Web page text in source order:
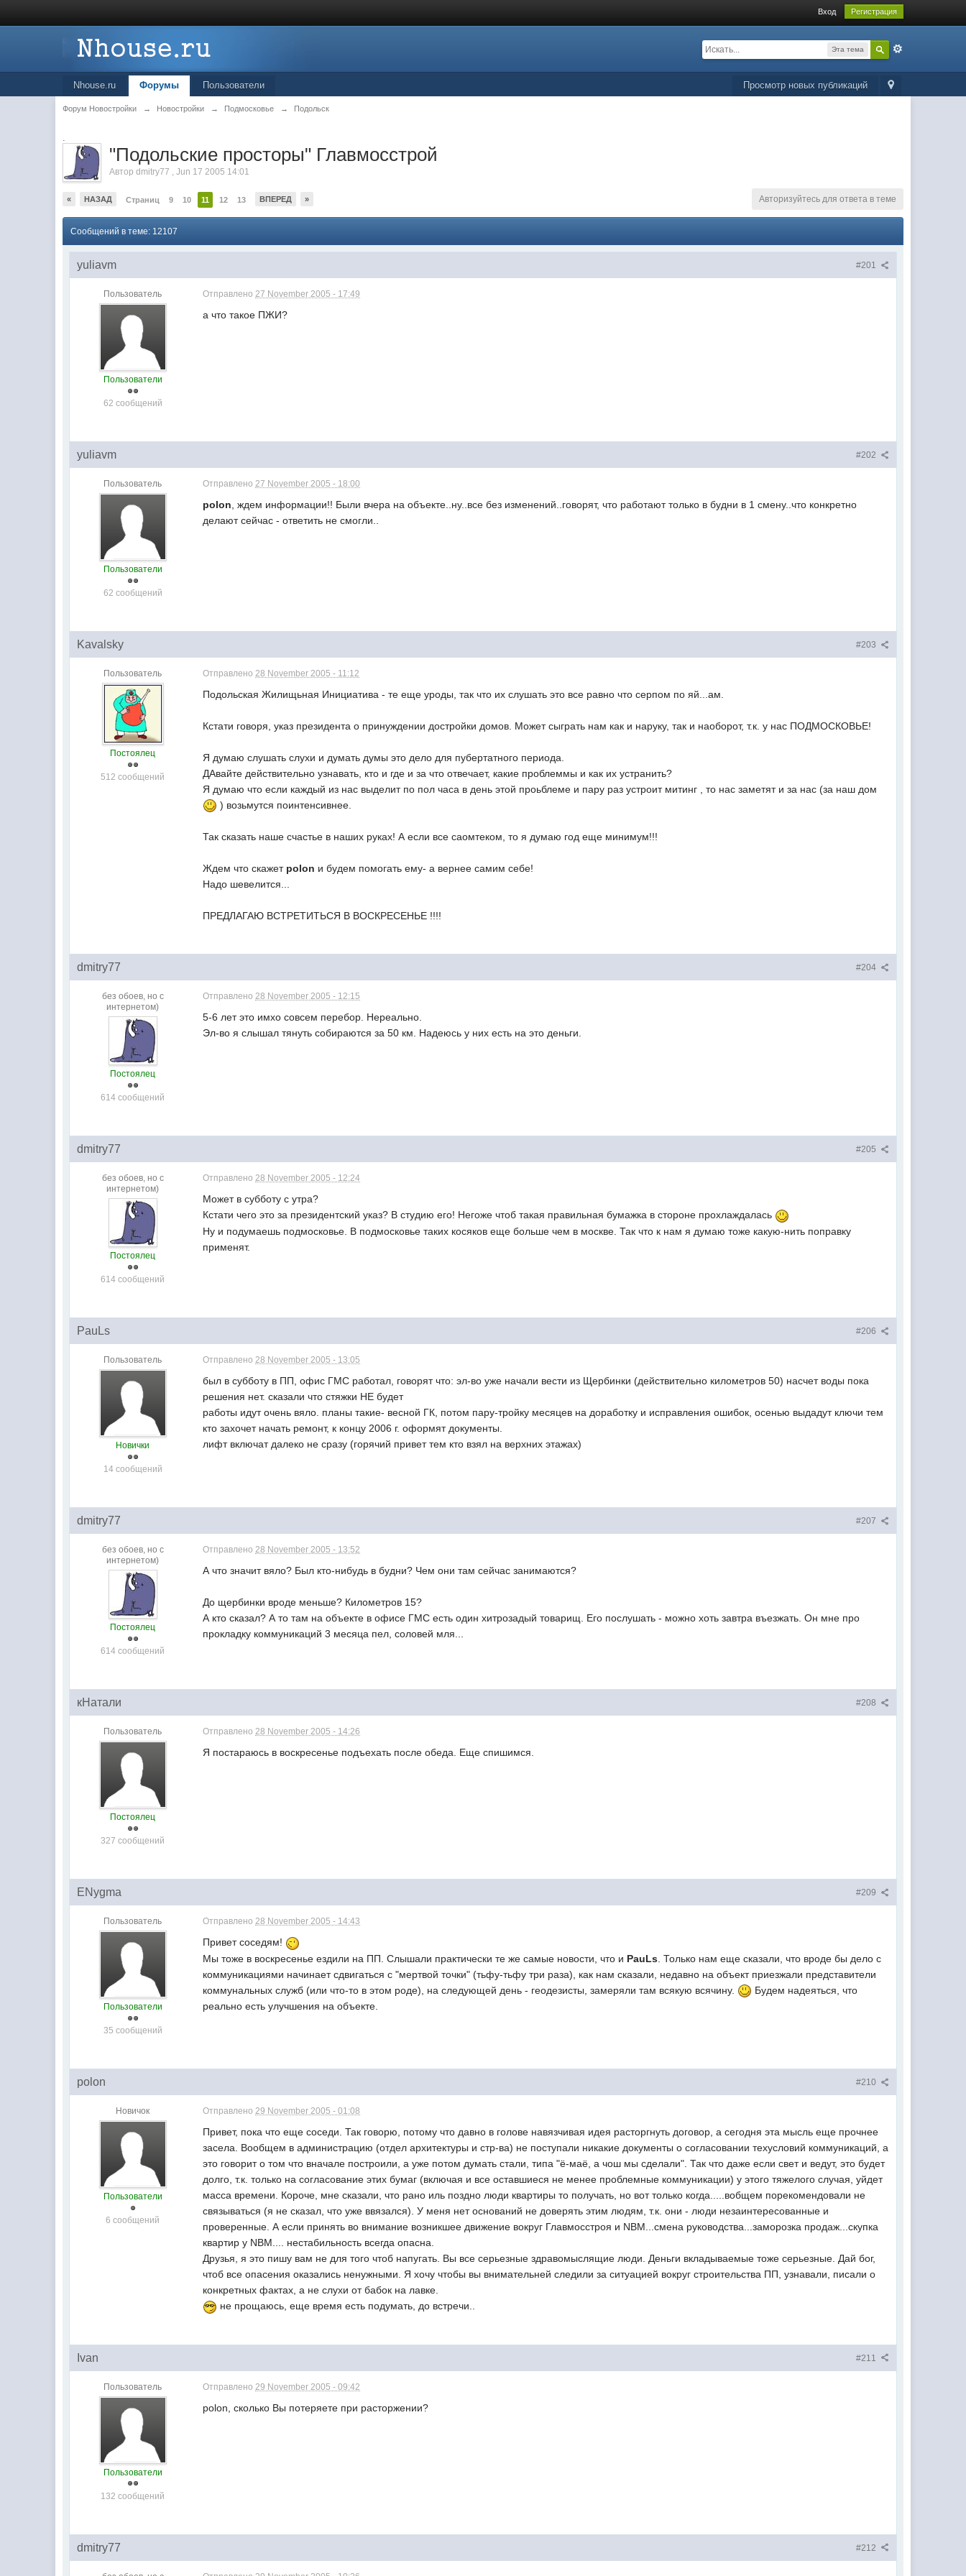
Вход Регистрация
Эта тема
Просмотр новых публикаций
Nhouse.ru Форумы Пользователи
Форум Новостройки → Новостройки → Подмосковье → Подольск
.
"Подольские просторы" Главмосстрой
Авторdmitry77 ,Jun 17 2005 14:01
« НАЗАД Страниц 9 10 11 12 13 ВПЕРЕД » Авторизуйтесь для ответа в теме
Сообщений в теме: 12107
#201
yuliavm
Пользователь
Пользователи
62 сообщений
Отправлено27 November 2005 - 17:49
а что такое ПЖИ?
#202
yuliavm
Пользователь
Пользователи
62 сообщений
Отправлено27 November 2005 - 18:00
polon , ждем информации!! Были вчера на объекте..ну..все без изменений..говорят, что работают только в будни в 1 смену..что конкретно
делают сейчас - ответить не смогли..
#203
Kavalsky
Пользователь
Постоялец
512 сообщений
Отправлено28 November 2005 - 11:12
Подольская Жилищьная Инициатива - те еще уроды, так что их слушать это все равно что серпом по яй...ам.
Кстати говоря, указ президента о принуждении достройки домов. Может сыграть нам как и наруку, так и наоборот, т.к. у нас ПОДМОСКОВЬЕ!
Я думаю слушать слухи и думать думы это дело для пубертатного периода.
ДАвайте действительно узнавать, кто и где и за что отвечает, какие проблеммы и как их устранить?
Я думаю что если каждый из нас выделит по пол часа в день этой проьблеме и пару раз устроит митинг , то нас заметят и за нас (за наш дом
) возьмутся поинтенсивнее.
Так сказать наше счастье в наших руках! А если все саомтеком, то я думаю год еще минимум!!!
Ждем что скажет polon и будем помогать ему- а вернее самим себе!
Надо шевелится...
ПРЕДЛАГАЮ ВСТРЕТИТЬСЯ В ВОСКРЕСЕНЬЕ !!!!
#204
dmitry77
без обоев, но с
интернетом)
Постоялец
614 сообщений
Отправлено28 November 2005 - 12:15
5-6 лет это имхо совсем перебор. Нереально.
Эл-во я слышал тянуть собираются за 50 км. Надеюсь у них есть на это деньги.
#205
dmitry77
без обоев, но с
интернетом)
Постоялец
614 сообщений
Отправлено28 November 2005 - 12:24
Может в субботу с утра?
Кстати чего это за президентский указ? В студию его! Негоже чтоб такая правильная бумажка в стороне прохлаждалась
Ну и подумаешь подмосковье. В подмосковье таких косяков еще больше чем в москве. Так что к нам я думаю тоже какую-нить поправку
применят.
#206
PauLs
Пользователь
Новички
14 сообщений
Отправлено28 November 2005 - 13:05
был в субботу в ПП, офис ГМС работал, говорят что: эл-во уже начали вести из Щербинки (действительно километров 50) насчет воды пока
решения нет. сказали что стяжки НЕ будет
работы идут очень вяло. планы такие- весной ГК, потом пару-тройку месяцев на доработку и исправления ошибок, осенью выдадут ключи тем
кто захочет начать ремонт, к концу 2006 г. оформят документы.
лифт включат далеко не сразу (горячий привет тем кто взял на верхних этажах)
#207
dmitry77
без обоев, но с
интернетом)
Постоялец
614 сообщений
Отправлено28 November 2005 - 13:52
А что значит вяло? Был кто-нибудь в будни? Чем они там сейчас занимаются?
До щербинки вроде меньше? Километров 15?
А кто сказал? А то там на объекте в офисе ГМС есть один хитрозадый товарищ. Его послушать - можно хоть завтра въезжать. Он мне про
прокладку коммуникаций 3 месяца пел, соловей мля...
#208
кНатали
Пользователь
Постоялец
327 сообщений
Отправлено28 November 2005 - 14:26
Я постараюсь в воскресенье подъехать после обеда. Еще спишимся.
#209
ENygma
Пользователь
Пользователи
35 сообщений
Отправлено28 November 2005 - 14:43
Привет соседям!
Мы тоже в воскресенье ездили на ПП. Слышали практически те же самые новости, что и PauLs . Только нам еще сказали, что вроде бы дело с
коммуникациями начинает сдвигаться с "мертвой точки" (тьфу-тьфу три раза), как нам сказали, недавно на объект приезжали представители
коммунальных служб (или что-то в этом роде), на следующей день - геодезисты, замеряли там всякую всячину.
Будем надеяться, что
реально есть улучшения на объекте.
#210
polon
Новичок
Пользователи
6 сообщений
Отправлено29 November 2005 - 01:08
Привет, пока что еще соседи. Так говорю, потому что давно в голове навязчивая идея расторгнуть договор, а сегодня эта мысль еще прочнее
засела. Вообщем в администрацию (отдел архитектуры и стр-ва) не поступали никакие документы о согласовании техусловий коммуникаций, а
это говорит о том что вначале построили, а уже потом думать стали, типа "ё-маё, а чош мы сделали". Так что даже если свет и ведут, это будет
долго, т.к. только на согласование этих бумаг (включая и все оставшиеся не менее проблемные коммуникации) у этого тяжелого случая, уйдет
масса времени. Короче, мне сказали, что рано иль поздно люди квартиры то получать, но вот только когда.....вобщем порекомендовали не
связываться (я не сказал, что уже ввязался). У меня нет оснований не доверять этим людям, т.к. они - люди незаинтересованные и
проверенные. А если принять во внимание возникшее движение вокруг Главмосстроя и NBM...смена руководства...заморозка продаж...скупка
квартир у NBM.... нестабильность всегда опасна.
Друзья, я это пишу вам не для того чтоб напугать. Вы все серьезные здравомыслящие люди. Деньги вкладываемые тоже серьезные. Дай бог,
чтоб все опасения оказались ненужными. Я хочу чтобы вы внимательней следили за ситуацией вокруг строительства ПП, узнавали, писали о
конкретных фактах, а не слухи от бабок на лавке.
не прощаюсь, еще время есть подумать, до встречи..
#211
Ivan
Пользователь
Пользователи
132 сообщений
Отправлено 29 November 2005 - 09:42
polon, сколько Вы потеряете при расторжении?
#212
dmitry77